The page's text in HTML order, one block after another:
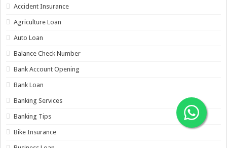
Accident Insurance
Agriculture Loan
Auto Loan
Balance Check Number
Bank Account Opening
Bank Loan
Banking Services
Banking Tips
Bike Insurance